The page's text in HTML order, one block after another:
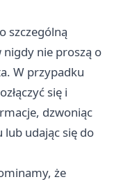
szczególną
nie proszą o
W przypadku
się i
dzwoniąc
udając się do
że